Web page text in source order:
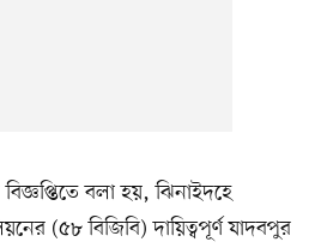
বলা হয়, ঝিনাইদহে
(৫৮ বিজিবি) দায়িত্বপূর্ণ যাদবপুর